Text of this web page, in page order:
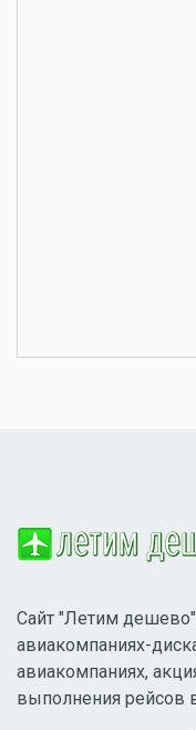
Сайт "Летим
авиакомпаниях-
авиакомпаниях,
выполнения рейсов